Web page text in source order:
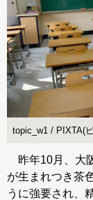
topic_w1 / PIXTA(
昨年10月、大
が生まれつき茶
うに強要され、